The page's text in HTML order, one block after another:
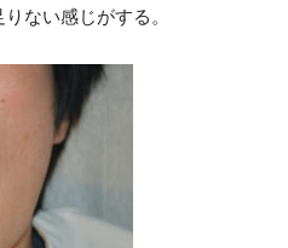
ない感じがする。